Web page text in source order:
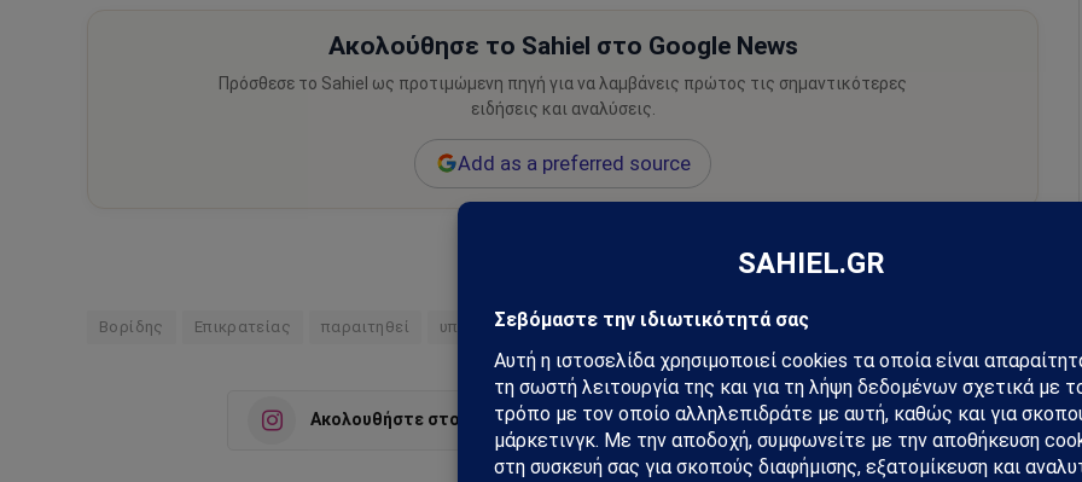
Ακολούθησε το Sahiel στο Google News
Πρόσθεσε το Sahiel ως προτιμώμενη πηγή για να λαμβάνεις πρώτος τις σημαντικότερες
ειδήσεις και αναλύσεις.
Add as a preferred source
Βορίδης Επικρατείας παραιτηθεί υπουργός
Ακολουθήστε στο Instagram Ακολουθήστε στο YouTube